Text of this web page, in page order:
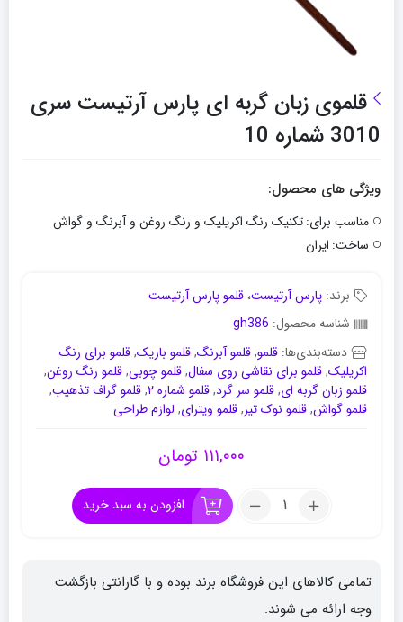
قلموی زبان گربه ای پارس آرتیست سری
3010 شماره 10
ویژگی های محصول:
مناسب برای:تکنیک رنگ اکریلیک و رنگ روغن و آبرنگ و گواش
ساخت: ایران
برند: پارس آرتیست، قلمو پارس آرتیست
شناسه محصول: gh386
دسته‌بندی‌ها: قلمو,قلمو آبرنگ,قلمو باریک,قلمو برای رنگ
اکریلیک,قلمو برای نقاشی روی سفال,قلمو چوبی,قلمو رنگ روغن,
قلمو زبان گربه ای,قلمو سر گرد,قلمو شماره ۲ ,قلمو گراف تذهیب,
قلمو گواش,قلمو نوک تیز,قلمو ویترای, لوازم طراحی
۱۱۱,۰۰۰ تومان
تعداد:
ای
پارس
افزودن به سبد خرید
تمامی کالاهای این فروشگاه برند بوده و با گارانتی بازگشت
وجه ارائه می شوند.